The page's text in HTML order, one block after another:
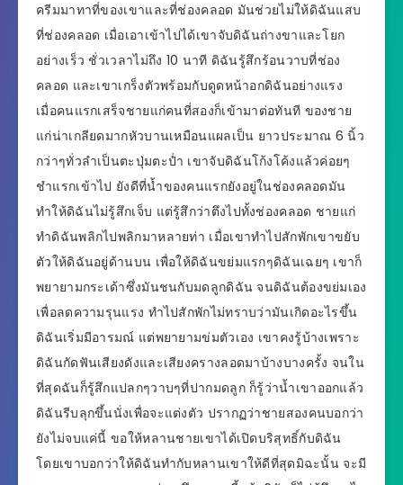
ครีมมาทาที่ของเขาและที่ช่องคลอด มันช่วยไม่ให้ดิฉันแสบ
ที่ช่องคลอด เมื่อเอาเข้าไปได้เขาจับดิฉันถ่างขาและโยก
อย่างเร็ว ชั่วเวลาไม่ถึง 10 นาที ดิฉันรู้สึกร้อนวาบที่ช่อง
คลอด และเขาเกร็งตัวพร้อมกับดูดหน้าอกดิฉันอย่างแรง
เมื่อคนแรกเสร็จชายแก่คนที่สองก็เข้ามาต่อทันที ของชาย
แก่น่าเกลียดมากหัวบานเหมือนแผลเป็น ยาวประมาณ 6 นิ้ว
กว่าๆทั่วลำเป็นตะปุ่มตะป่ำ เขาจับดิฉันโก้งโค้งแล้วค่อยๆ
ชำแรกเข้าไป ยังดีที่น้ำของคนแรกยังอยู่ในช่องคลอดมัน
ทำให้ดิฉันไม่รู้สึกเจ็บ แต่รู้สึกว่าตึงไปทั้งช่องคลอด ชายแก่
ทำดิฉันพลิกไปพลิกมาหลายท่า เมื่อเขาทำไปสักพักเขาขยับ
ตัวให้ดิฉันอยู่ด้านบน เพื่อให้ดิฉันขย่มแรกๆดิฉันเฉยๆ เขาก็
พยายามกระเด้าซึ่งมันชนกับมดลูกดิฉัน จนดิฉันต้องขย่มเอง
เพื่อลดความรุนแรง ทำไปสักพักไม่ทราบว่ามันเกิดอะไรขึ้น
ดิฉันเริ่มมีอารมณ์ แต่พยายามข่มตัวเอง เขาคงรู้บ้างเพราะ
ดิฉันกัดฟันเสียงดังและเสียงครางลอดมาบ้างบางครั้ง จนใน
ที่สุดฉันก็รู้สึกแปลกๆวาบๆที่ปากมดลูก ก็รู้ว่าน้ำเขาออกแล้ว
ดิฉันรีบลุกขึ้นนั่งเพื่อจะแต่งตัว ปรากฏว่าชายสองคนบอกว่า
ยังไม่จบแค่นี้ ขอให้หลานชายเขาได้เปิดบริสุทธิ์กับดิฉัน
โดยเขาบอกว่าให้ดิฉันทำกับหลานเขาให้ดีที่สุดมิฉะนั้น จะมี